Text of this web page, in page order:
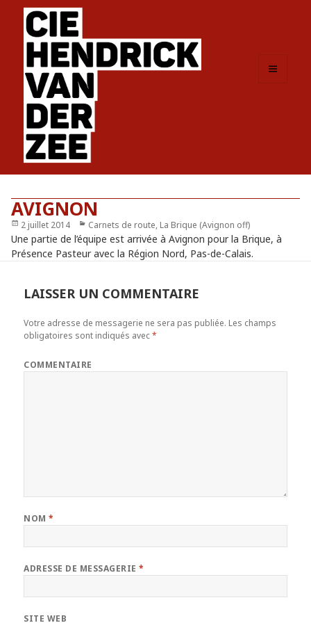
AVIGNON
Publié
le
2 juillet 2014 Catégories
Carnets de route, La Brique (Avignon off)
Une partie de l’équipe est arrivée à Avignon pour la Brique, à
Présence Pasteur avec la Région Nord, Pas-de-Calais.
LAISSER UN COMMENTAIRE
Votre adresse de messagerie ne sera pas publiée. Les champs
obligatoires sont indiqués avec*
COMMENTAIRE
NOM*
ADRESSE DE MESSAGERIE*
SITE WEB